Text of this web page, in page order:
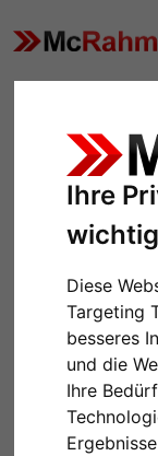
Ihre
wichtig
Diese
Targeting
besseres
und die
Ihre
Zurück